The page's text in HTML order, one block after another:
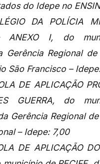
do Idepe no
DA POLÍCIA
– ANEXO I, do
Gerência Regional
São Francisco –
DE APLICAÇÃO
GUERRA, do
Gerência Regional
– Idepe: 7,00
DE APLICAÇÃO